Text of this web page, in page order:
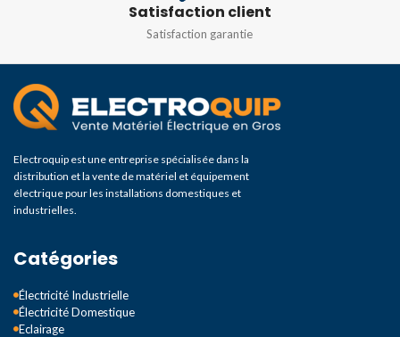
Satisfaction client
Satisfaction garantie
Electroquip est une entreprise spécialisée dans la
distribution et la vente de matériel et équipement
électrique pour les installations domestiques et
industrielles.
Catégories
Électricité Industrielle
Électricité Domestique
Eclairage